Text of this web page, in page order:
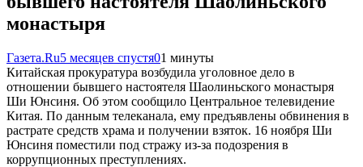
монастыря
Газета.Ru5 месяцев спустя01 минуты
Китайская прокуратура возбудила уголовное дело в
отношении бывшего настоятеля Шаолиньского монастыря
Ши Юнсиня. Об этом сообщило Центральное телевидение
Китая. По данным телеканала, ему предъявлены обвинения в
растрате средств храма и получении взяток. 16 ноября Ши
Юнсиня поместили под стражу из-за подозрения в
коррупционных преступлениях.